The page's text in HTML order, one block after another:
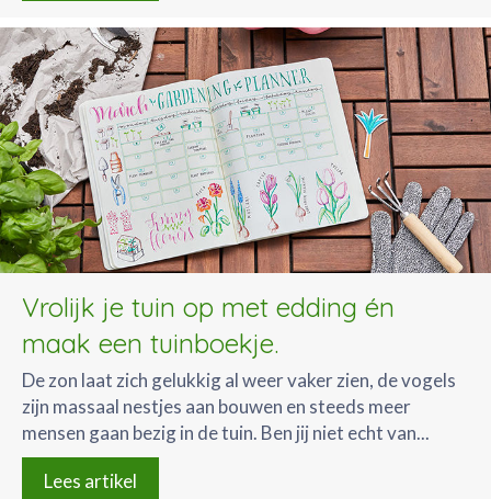
Vrolijk je tuin op met edding én
maak een tuinboekje.
De zon laat zich gelukkig al weer vaker zien, de vogels
zijn massaal nestjes aan bouwen en steeds meer
mensen gaan bezig in de tuin. Ben jij niet echt van...
Lees artikel